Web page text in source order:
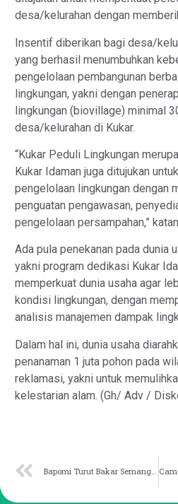
desa/kelurahan dengan
Insentif diberikan bagi desa/
yang berhasil menumbuhkan
pengelolaan pembangunan
lingkungan, yakni dengan
lingkungan (biovillage) minimal
desa/kelurahan di Kukar.
“Kukar Peduli Lingkungan
Kukar Idaman juga ditujukan
pengelolaan lingkungan dengan
penguatan pengawasan,
pengelolaan persampahan,”
Ada pula penekanan pada dunia
yakni program dedikasi Kukar
memperkuat dunia usaha agar
kondisi lingkungan, dengan
analisis manajemen dampak
Dalam hal ini, dunia usaha
penanaman 1 juta pohon pada
reklamasi, yakni untuk
kelestarian alam. (Gh/ Adv /
Bapomi Turut Bakar Semangat Atlet Pomnas Kaltim